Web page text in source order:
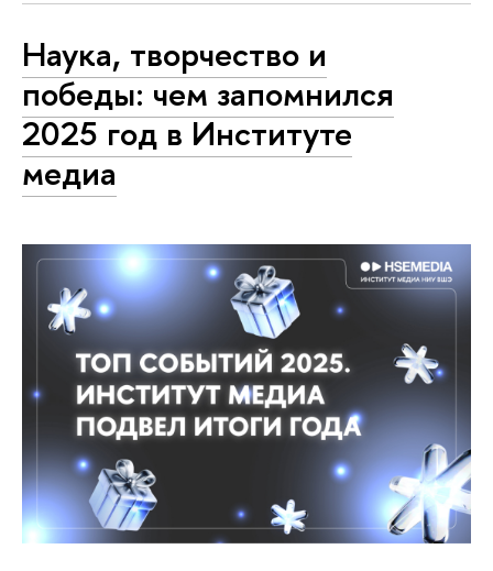
Наука, творчество и
победы: чем запомнился
2025 год в Институте
медиа